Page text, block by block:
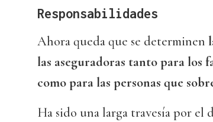
Responsabilidades
Ahora queda que se determinen
las aseguradoras tanto para los
como para las personas que
Ha sido una larga travesía por el